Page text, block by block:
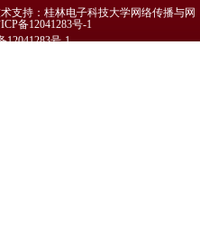
持：桂林电子科技大学网络传播与网
备12041283号-1
12041283号-1